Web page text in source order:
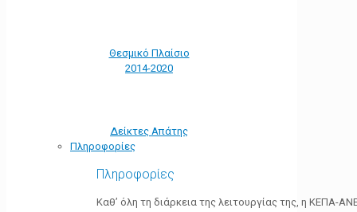
Θεσμικό Πλαίσιο
2014-2020
Δείκτες Απάτης
Πληροφορίες
Πληροφορίες
Καθ’ όλη τη διάρκεια της λειτουργίας της, η ΚΕΠΑ-